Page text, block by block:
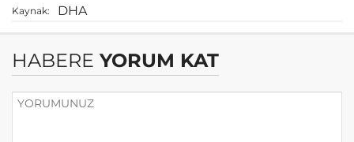
Kaynak: DHA
HABERE YORUM KAT